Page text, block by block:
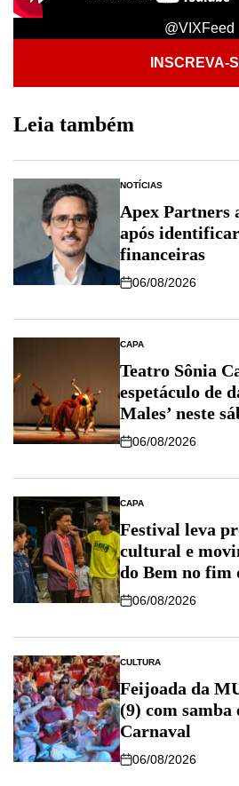
@VIXFeed
INSCREVA-
Leia também
NOTÍCIAS
Apex Partners
após
financeiras
06/08/2026
CAPA
Teatro Sônia
espetáculo de
Males’ neste
06/08/2026
CAPA
Festival leva
cultural e
do Bem no fim
06/08/2026
CULTURA
Feijoada da
(9) com samba
Carnaval
06/08/2026